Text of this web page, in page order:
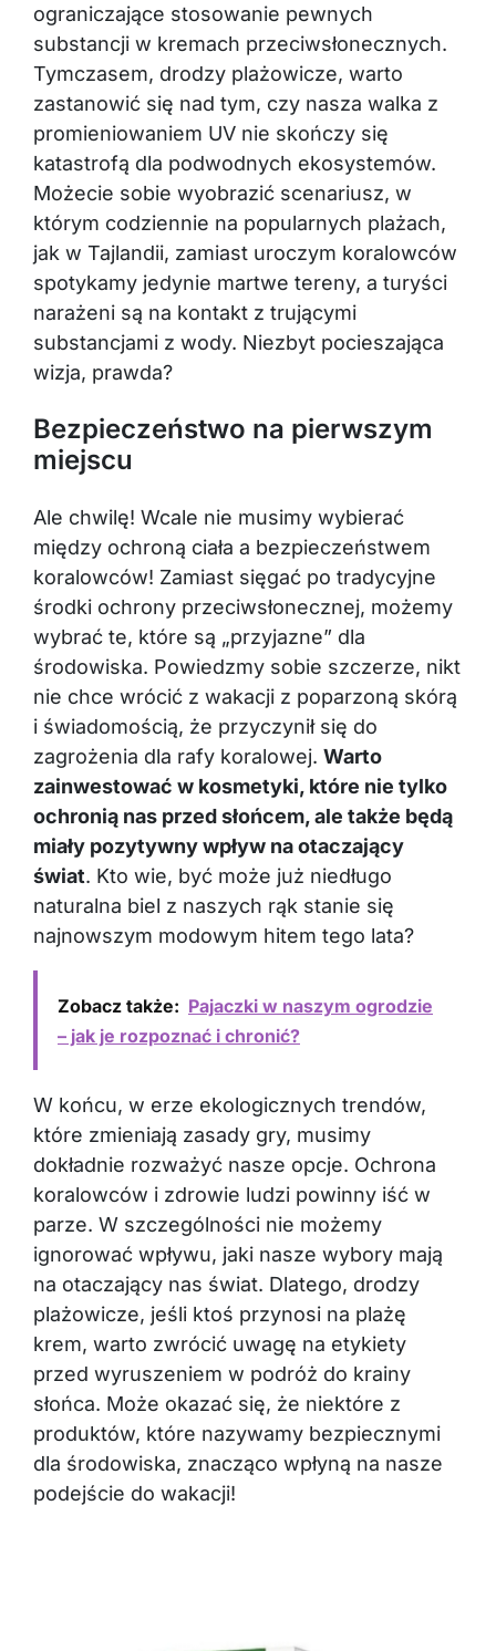
ograniczające stosowanie pewnych
substancji w kremach przeciwsłonecznych.
Tymczasem, drodzy plażowicze, warto
zastanowić się nad tym, czy nasza walka z
promieniowaniem UV nie skończy się
katastrofą dla podwodnych ekosystemów.
Możecie sobie wyobrazić scenariusz, w
którym codziennie na popularnych plażach,
jak w Tajlandii, zamiast uroczym koralowców
spotykamy jedynie martwe tereny, a turyści
narażeni są na kontakt z trującymi
substancjami z wody. Niezbyt pocieszająca
wizja, prawda?
Bezpieczeństwo na pierwszym
miejscu
Ale chwilę! Wcale nie musimy wybierać
między ochroną ciała a bezpieczeństwem
koralowców! Zamiast sięgać po tradycyjne
środki ochrony przeciwsłonecznej, możemy
wybrać te, które są „przyjazne” dla
środowiska. Powiedzmy sobie szczerze, nikt
nie chce wrócić z wakacji z poparzoną skórą
i świadomością, że przyczynił się do
zagrożenia dla rafy koralowej. Warto
zainwestować w kosmetyki, które nie tylko
ochronią nas przed słońcem, ale także będą
miały pozytywny wpływ na otaczający
świat. Kto wie, być może już niedługo
naturalna biel z naszych rąk stanie się
najnowszym modowym hitem tego lata?
Zobacz także: Pajaczki w naszym ogrodzie
– jak je rozpoznać i chronić?
W końcu, w erze ekologicznych trendów,
które zmieniają zasady gry, musimy
dokładnie rozważyć nasze opcje. Ochrona
koralowców i zdrowie ludzi powinny iść w
parze. W szczególności nie możemy
ignorować wpływu, jaki nasze wybory mają
na otaczający nas świat. Dlatego, drodzy
plażowicze, jeśli ktoś przynosi na plażę
krem, warto zwrócić uwagę na etykiety
przed wyruszeniem w podróż do krainy
słońca. Może okazać się, że niektóre z
produktów, które nazywamy bezpiecznymi
dla środowiska, znacząco wpłyną na nasze
podejście do wakacji!